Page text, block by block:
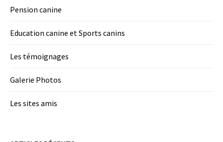
Pension canine
Education canine et Sports canins
Les témoignages
Galerie Photos
Les sites amis